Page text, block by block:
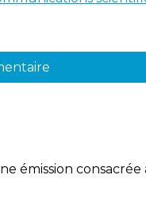
émission consacrée